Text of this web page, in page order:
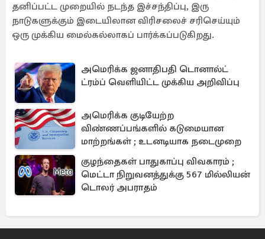
தனிப்பட்ட முறையில் நடந்த இச்சந்திப்பு, இரு
நாடுகளுக்கும் இடையிலான விரிசலைச் சரிசெய்யும்
ஒரு முக்கிய மைல்கல்லாகப் பார்க்கப்படுகிறது.
அமெரிக்க ஜனாதிபதி டொனால்ட்
ட்ரம்ப் வெளியிட்ட முக்கிய அறிவிப்பு
அமெரிக்க குடியேற்ற
விண்ணப்பங்களில் கடுமையான
மாற்றங்கள் ; உடனடியாக நடைமுறை
குழந்தைகள் பாதுகாப்பு விவகாரம் ;
மெட்டா நிறுவனத்துக்கு 567 மில்லியன்
டொலர் அபராதம்